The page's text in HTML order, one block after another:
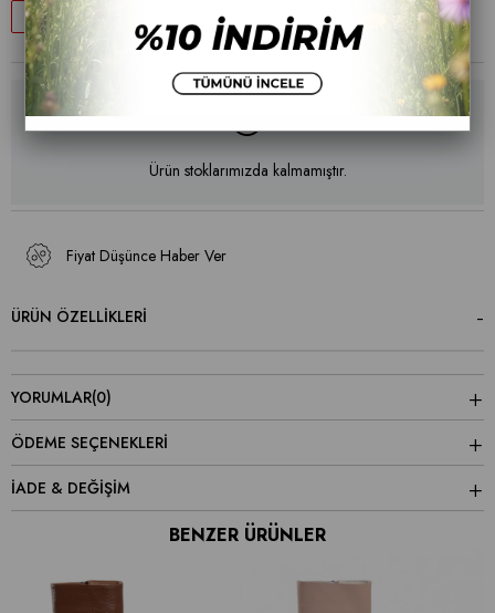
31 $44.32 $30.79
Ürün stoklarımızda kalmamıştır.
Fiyat Düşünce Haber Ver
ÜRÜN ÖZELLIKLERI
YORUMLAR(0)
ÖDEME SEÇENEKLERI
İADE & DEĞİŞİM
BENZER ÜRÜNLER